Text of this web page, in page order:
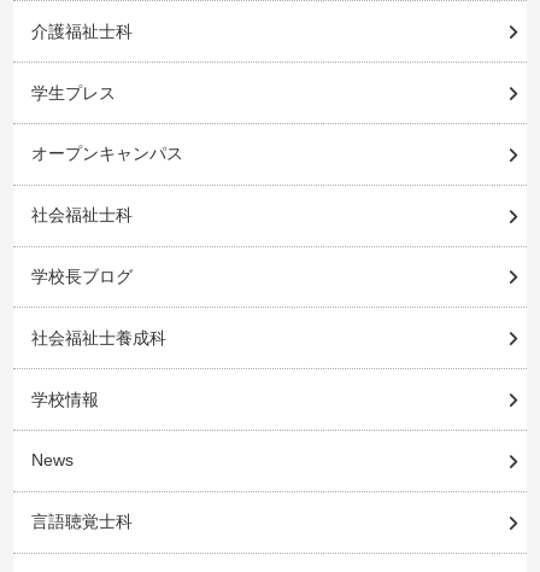
介護福祉士科
学生プレス
オープンキャンパス
社会福祉士科
学校長ブログ
社会福祉士養成科
学校情報
News
言語聴覚士科